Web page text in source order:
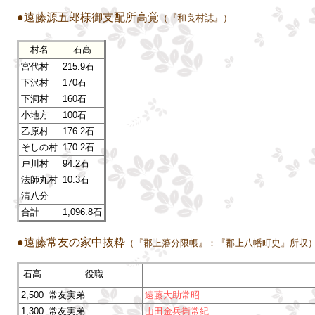
●遠藤源五郎様御支配所高覚（『和良村誌』）
村名
石高
宮代村
215.9石
下沢村
170石
下洞村
160石
小地方
100石
乙原村
176.2石
そしの村 170.2石
戸川村
94.2石
法師丸村 10.3石
清八分
合計
1,096.8石
●遠藤常友の家中抜粋 （『郡上藩分限帳』：『郡上八幡町史』所収
石高
役職
2,500 常友実弟
遠藤大助常昭
1,300 常友実弟 山田金兵衛常紀